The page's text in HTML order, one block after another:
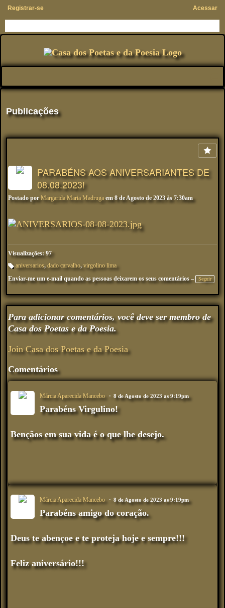
Registrar-se Acessar
Publicações
PARABÉNS AOS ANIVERSARIANTES DE
08.08.2023!
Postado porMargarida Maria Madruga em 8 de Agosto de 2023 às 7:30am
Visualizações: 97
ar
ca
es
:
aniversarios, dado carvalho, virgolino lima
Enviar-me um e-mail quando as pessoas deixarem os seus comentários –
Seguir
Para adicionar comentários, você deve ser membro de
Casa dos Poetas e da Poesia.
Join Casa dos Poetas e da Poesia
Comentários
Márcia Aparecida Mancebo 8 de Agosto de 2023 as 9:19pm
Parabéns Virgulino!
Bençãos em sua vida é o que lhe desejo.
Márcia Aparecida Mancebo 8 de Agosto de 2023 as 9:19pm
Parabéns amigo do coração.
Deus te abençoe e te proteja hoje e sempre!!!
Feliz aniversário!!!